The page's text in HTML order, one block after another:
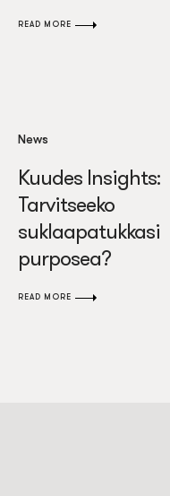
READ MORE
News
Kuudes Insights:
Tarvitseeko
suklaapatukkasi
purposea?
READ MORE